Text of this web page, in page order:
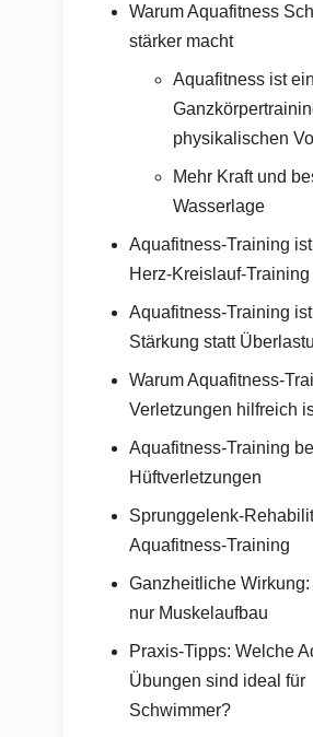
Warum Aquafitness
stärker macht
Aquafitness ist ein
physikalischen
Mehr Kraft und
Wasserlage
Aquafitness-Training
Herz-Kreislauf-Training
Aquafitness-Training
Stärkung statt
Warum Aquafitness-
Verletzungen hilfreich
Aquafitness-Training
Hüftverletzungen
Sprunggelenk-
Aquafitness-Training
Ganzheitliche
nur Muskelaufbau
Praxis-Tipps: Welche
Übungen sind ideal für
Schwimmer?